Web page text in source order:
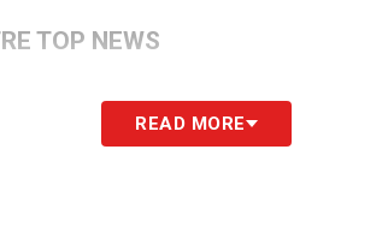
TOP NEWS
READ MORE